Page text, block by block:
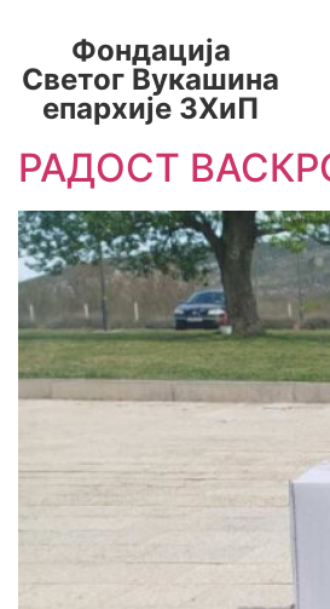
Фондација
Светог Вукашина
епархије ЗХиП
РАДОСТ